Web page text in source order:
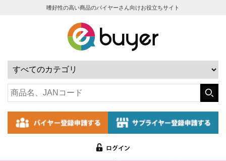
嗜好性の高い商品のバイヤーさん向けお役立ちサイト